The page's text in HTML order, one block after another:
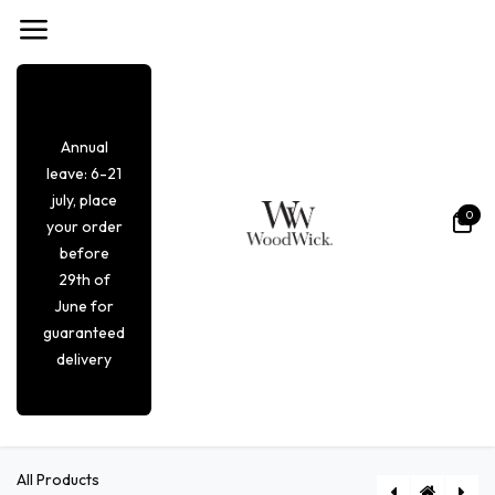
Annual
leave: 6-21
july, place
your order
before
29th of
June for
guaranteed
delivery
0
All Products